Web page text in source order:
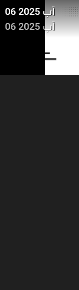
06 آب 2025
06 آب 2025